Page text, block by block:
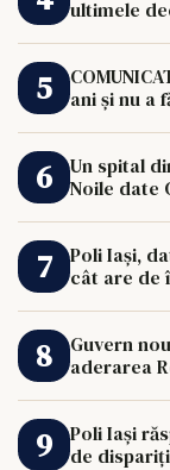
ultimele
ani și nu a
Un spital
Noile date
Poli Iași,
cât are de
Guvern
aderarea
Poli Iași
de